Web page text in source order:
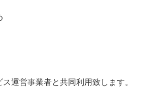
運営事業者と共同利用致します。